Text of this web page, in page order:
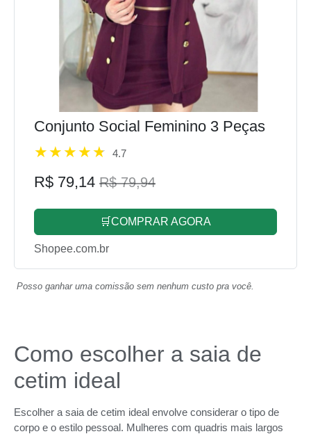
Conjunto Social Feminino 3 Peças
4.7
R$ 79,14 R$ 79,94
🛒COMPRAR AGORA
Shopee.com.br
Posso ganhar uma comissão sem nenhum custo pra você.
Como escolher a saia de
cetim ideal
Escolher a saia de cetim ideal envolve considerar o tipo de
corpo e o estilo pessoal. Mulheres com quadris mais largos